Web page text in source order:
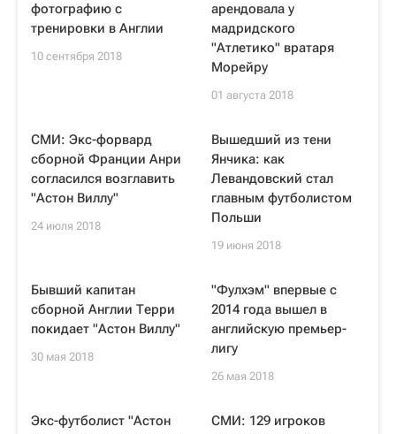
фотографию с
тренировки в Англии
10 сентября 2018
арендовала у
мадридского
"Атлетико" вратаря
Морейру
01 августа 2018
СМИ: Экс-форвард
сборной Франции Анри
согласился возглавить
"Астон Виллу"
24 июля 2018
Вышедший из тени
Янчика: как
Левандовский стал
главным футболистом
Польши
19 июня 2018
Бывший капитан
сборной Англии Терри
покидает "Астон Виллу"
30 мая 2018
"Фулхэм" впервые с
2014 года вышел в
английскую премьер-
лигу
26 мая 2018
Экс-футболист "Астон
СМИ: 129 игроков